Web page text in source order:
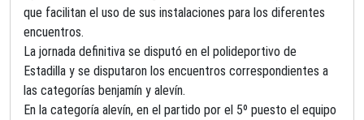
que facilitan el uso de sus instalaciones para los diferentes
encuentros.
La jornada definitiva se disputó en el polideportivo de
Estadilla y se disputaron los encuentros correspondientes a
las categorías benjamín y alevín.
En la categoría alevín, en el partido por el 5º puesto el equipo